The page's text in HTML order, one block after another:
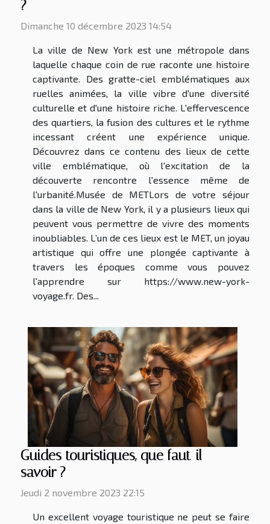
?
Dimanche 10 décembre 2023 14:54
La ville de New York est une métropole dans
laquelle chaque coin de rue raconte une histoire
captivante. Des gratte-ciel emblématiques aux
ruelles animées, la ville vibre d'une diversité
culturelle et d'une histoire riche. L'effervescence
des quartiers, la fusion des cultures et le rythme
incessant créent une expérience unique.
Découvrez dans ce contenu des lieux de cette
ville emblématique, où l'excitation de la
découverte rencontre l'essence même de
l'urbanité.Musée de METLors de votre séjour
dans la ville de New York, il y a plusieurs lieux qui
peuvent vous permettre de vivre des moments
inoubliables. L’un de ces lieux est le MET, un joyau
artistique qui offre une plongée captivante à
travers les époques comme vous pouvez
l'apprendre sur https://www.new-york-
voyage.fr. Des...
Guides touristiques, que faut-il
savoir ?
Jeudi 2 novembre 2023 22:15
Un excellent voyage touristique ne peut se faire